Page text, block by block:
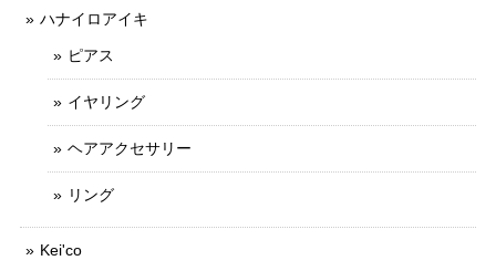
ハナイロアイキ
ピアス
イヤリング
ヘアアクセサリー
リング
Kei'co